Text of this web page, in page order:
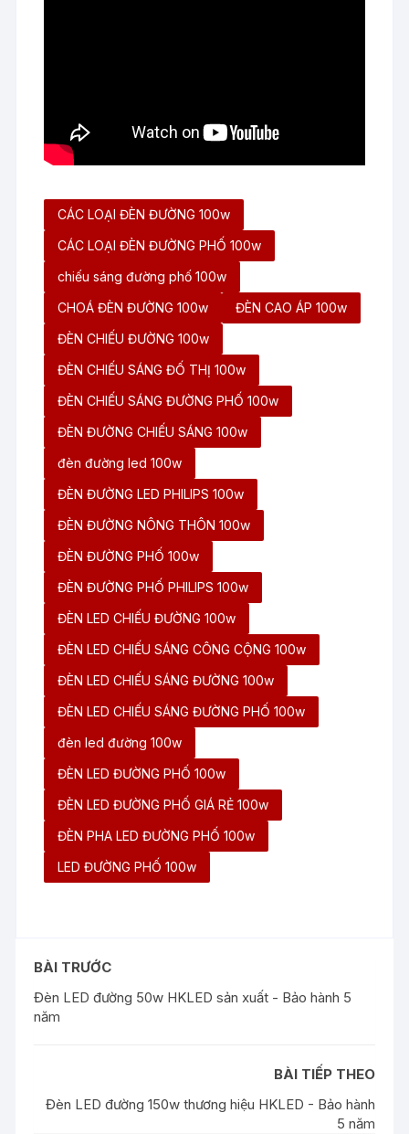
CÁC LOẠI ĐÈN ĐƯỜNG 100w
CÁC LOẠI ĐÈN ĐƯỜNG PHỐ 100w
chiếu sáng đường phố 100w
CHOÁ ĐÈN ĐƯỜNG 100w
ĐÈN CAO ÁP 100w
ĐÈN CHIẾU ĐƯỜNG 100w
ĐÈN CHIẾU SÁNG ĐỐ THỊ 100w
ĐÈN CHIẾU SÁNG ĐƯỜNG PHỐ 100w
ĐÈN ĐƯỜNG CHIẾU SÁNG 100w
đèn đường led 100w
ĐÈN ĐƯỜNG LED PHILIPS 100w
ĐÈN ĐƯỜNG NÔNG THÔN 100w
ĐÈN ĐƯỜNG PHỐ 100w
ĐÈN ĐƯỜNG PHỐ PHILIPS 100w
ĐÈN LED CHIẾU ĐƯỜNG 100w
ĐÈN LED CHIẾU SÁNG CÔNG CỘNG 100w
ĐÈN LED CHIẾU SÁNG ĐƯỜNG 100w
ĐÈN LED CHIẾU SÁNG ĐƯỜNG PHỐ 100w
đèn led đường 100w
ĐÈN LED ĐƯỜNG PHỐ 100w
ĐÈN LED ĐƯỜNG PHỐ GIÁ RẺ 100w
ĐÈN PHA LED ĐƯỜNG PHỐ 100w
LED ĐƯỜNG PHỐ 100w
BÀI TRƯỚC
Đèn LED đường 50w HKLED sản xuất - Bảo hành 5
năm
BÀI TIẾP THEO
Đèn LED đường 150w thương hiệu HKLED - Bảo hành
5 năm